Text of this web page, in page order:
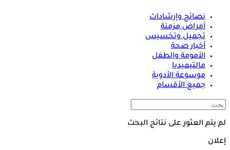
نصائح وإرشادات
أمراض مزمنة
تجميل وتخسيس
أخبار صحة
الأمومة والطفل
مالتيميديا
موسوعة الأدوية
جميع الأقسام
لم يتم العثور على نتائج البحث
إعلان